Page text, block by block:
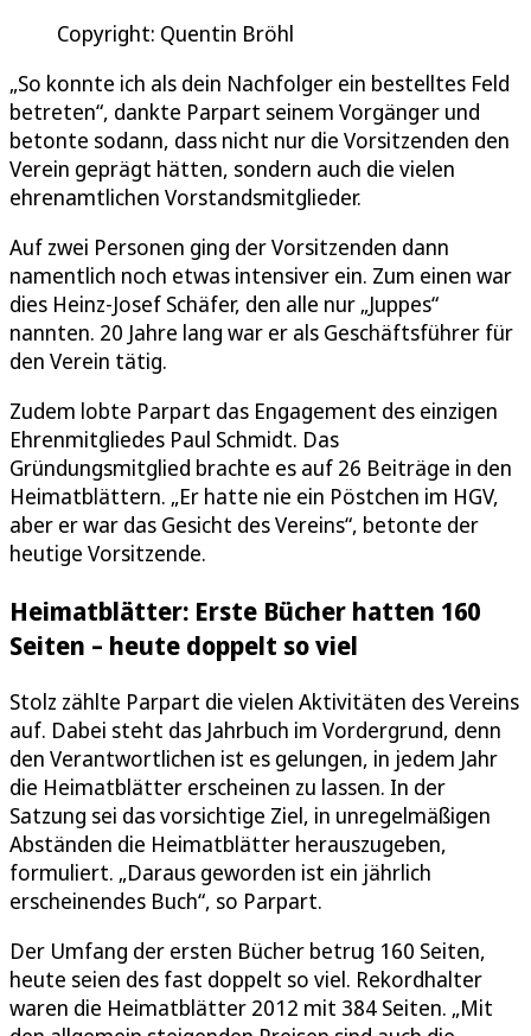
Copyright: Quentin Bröhl
„So konnte ich als dein Nachfolger ein bestelltes Feld
betreten“, dankte Parpart seinem Vorgänger und
betonte sodann, dass nicht nur die Vorsitzenden den
Verein geprägt hätten, sondern auch die vielen
ehrenamtlichen Vorstandsmitglieder.
Auf zwei Personen ging der Vorsitzenden dann
namentlich noch etwas intensiver ein. Zum einen war
dies Heinz-Josef Schäfer, den alle nur „Juppes“
nannten. 20 Jahre lang war er als Geschäftsführer für
den Verein tätig.
Zudem lobte Parpart das Engagement des einzigen
Ehrenmitgliedes Paul Schmidt. Das
Gründungsmitglied brachte es auf 26 Beiträge in den
Heimatblättern. „Er hatte nie ein Pöstchen im HGV,
aber er war das Gesicht des Vereins“, betonte der
heutige Vorsitzende.
Heimatblätter: Erste Bücher hatten 160
Seiten – heute doppelt so viel
Stolz zählte Parpart die vielen Aktivitäten des Vereins
auf. Dabei steht das Jahrbuch im Vordergrund, denn
den Verantwortlichen ist es gelungen, in jedem Jahr
die Heimatblätter erscheinen zu lassen. In der
Satzung sei das vorsichtige Ziel, in unregelmäßigen
Abständen die Heimatblätter herauszugeben,
formuliert. „Daraus geworden ist ein jährlich
erscheinendes Buch“, so Parpart.
Der Umfang der ersten Bücher betrug 160 Seiten,
heute seien des fast doppelt so viel. Rekordhalter
waren die Heimatblätter 2012 mit 384 Seiten. „Mit